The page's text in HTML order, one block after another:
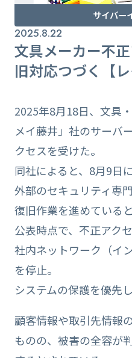
サイバー
2025.8.22
文具メーカー不
旧対応つづく【レ
2025年8月18日、文具
メイ藤井」社のサーバ
クセスを受けた。
同社によると、8月9日
外部のセキュリティ専
復旧作業を進めている
公表時点で、不正アク
社内ネットワーク（イ
を停止。
システムの保護を優先
顧客情報や取引先情報
ものの、被害の全容が